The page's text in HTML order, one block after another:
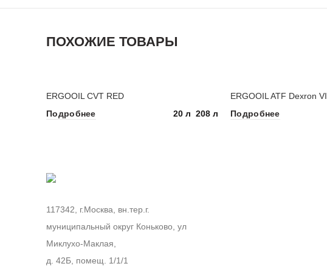
ПОХОЖИЕ ТОВАРЫ
ERGOOIL CVT RED
Подробнее
20 л 208 л
ERGOOIL ATF Dexron VI
Подробнее
117342, г.Москва, вн.тер.г.
муниципальный округ Коньково, ул
Миклухо-Маклая,
д. 42Б, помещ. 1/1/1